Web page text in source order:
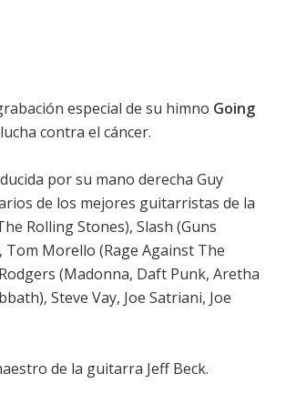
especial de su himno Going
contra el cáncer.
por su mano derecha Guy
de los mejores guitarristas de la
Rolling Stones), Slash (Guns
Tom Morello (Rage Against The
(Madonna, Daft Punk, Aretha
Steve Vay, Joe Satriani, Joe
de la guitarra Jeff Beck.